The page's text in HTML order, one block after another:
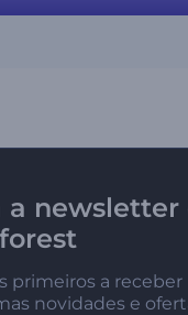
a newsletter
primeiros a receber
novidades e